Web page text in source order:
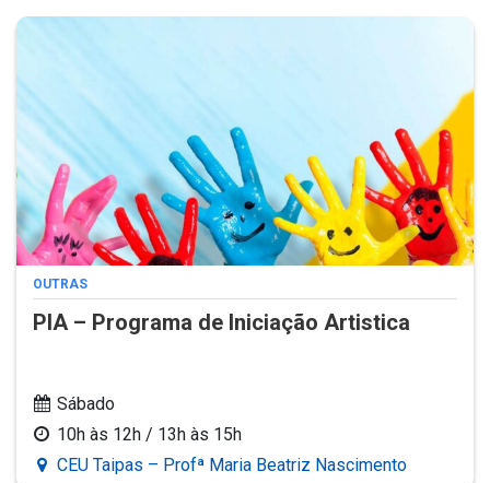
OUTRAS
PIA – Programa de Iniciação Artistica
Sábado
10h às 12h / 13h às 15h
CEU Taipas – Profª Maria Beatriz Nascimento